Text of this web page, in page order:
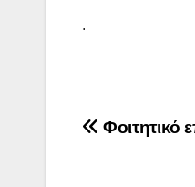
.
Φοιτητικό